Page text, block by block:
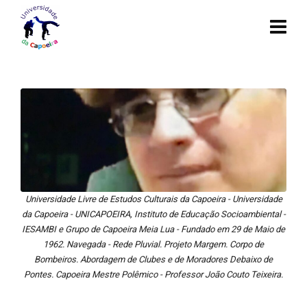
Universidade Livre de Estudos Culturais da Capoeira - Universidade
da Capoeira - UNICAPOEIRA, Instituto de Educação Socioambiental -
IESAMBI e Grupo de Capoeira Meia Lua - Fundado em 29 de Maio de
1962. Navegada - Rede Pluvial. Projeto Margem. Corpo de
Bombeiros. Abordagem de Clubes e de Moradores Debaixo de
Pontes. Capoeira Mestre Polêmico - Professor João Couto Teixeira.